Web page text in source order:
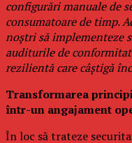
configurări manuale de
consumatoare de timp.
noștri să implementeze
auditurile de
rezilientă care câștigă
Transformarea
într-un angajament
În loc să trateze